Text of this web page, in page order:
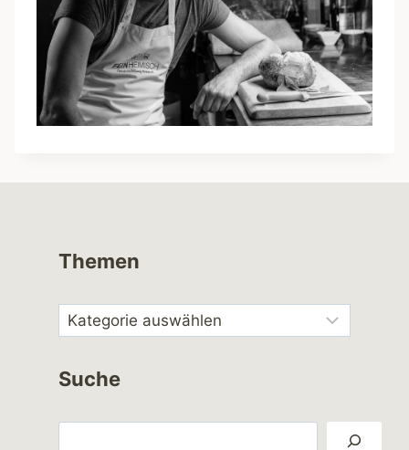
Themen
Suche